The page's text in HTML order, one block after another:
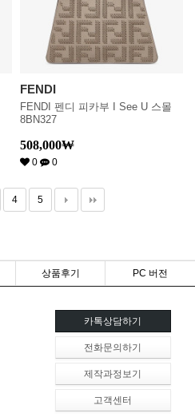
FENDI
FENDI 펜디 피카부 I See U 스몰
8BN327
508,000₩
0 0
4 5
상품후기 PC 버전
카톡상담하기
전화문의하기
제작과정보기
고객센터